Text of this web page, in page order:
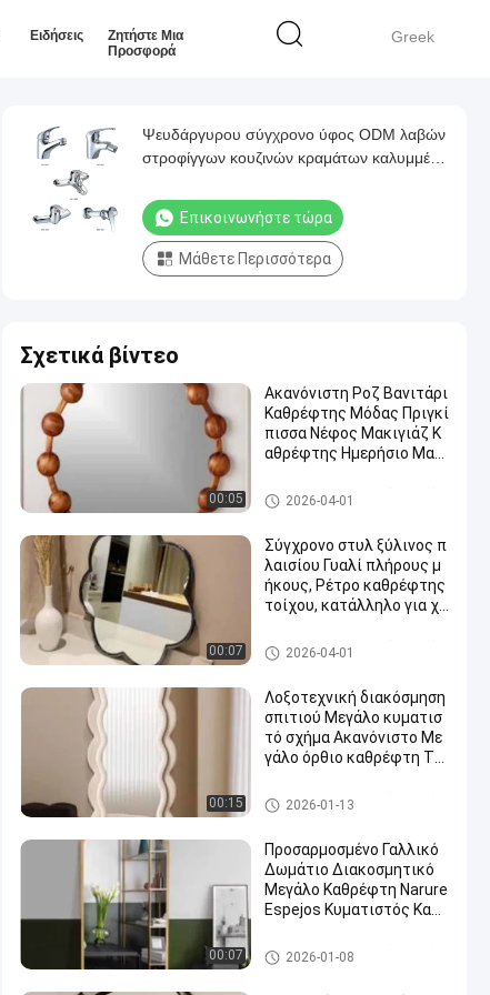
Greek
Ειδήσεις
Ζητήστε Μια
Προσφορά
Ψευδάργυρου σύγχρονο ύφος ODM λαβών
στροφίγγων κουζινών κραμάτων καλυμμένο
Επικοινωνήστε τώρα
Μάθετε Περισσότερα
Σχετικά βίντεο
00:05
Ακανόνιστη Ροζ Βανιτάρι
Καθρέφτης Μόδας Πριγκί
πισσα Νέφος Μακιγιάζ Κ
αθρέφτης Ημερήσιο Μακι
σμένο Καθρέφτη
Εξαρτήματα λουτρών μετάλ
λων
2026-04-01
00:07
Σύγχρονο στυλ ξύλινος π
λαισίου Γυαλί πλήρους μ
ήκους, Ρέτρο καθρέφτης
τοίχου, κατάλληλο για χρ
ου στο σαλόνι και το υπν
οδωμάτιο
Εξαρτήματα λουτρών μετάλ
λων
2026-04-01
00:15
Λοξοτεχνική διακόσμηση
σπιτιού Μεγάλο κυματισ
τό σχήμα Ακανόνιστο Με
γάλο όρθιο καθρέφτη Τεί
τος Γυαλί πλήρους μήκου
ς Γυαλί δαπέδου
Εξαρτήματα λουτρών μετάλ
λων
2026-01-13
00:07
Προσαρμοσμένο Γαλλικό
Δωμάτιο Διακοσμητικό
Μεγάλο Καθρέφτη Narure
Espejos Κυματιστός Καθρ
ο Πλαίσιο Ακανόνιστο Σχ
ήμα Καθρέφτης Μακιγιάζ
Εξαρτήματα λουτρών μετάλ
λων
2026-01-08